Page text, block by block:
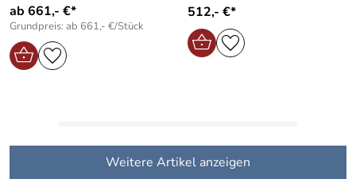
ab 661,- €*
Grundpreis: ab 661,- €/Stück
512,- €*
Weitere Artikel anzeigen